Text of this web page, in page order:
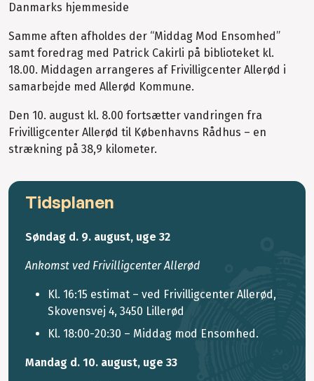
Danmarks hjemmeside
Samme aften afholdes der “Middag Mod Ensomhed”
samt foredrag med Patrick Cakirli på biblioteket kl.
18.00. Middagen arrangeres af Frivilligcenter Allerød i
samarbejde med Allerød Kommune.
Den 10. august kl. 8.00 fortsætter vandringen fra
Frivilligcenter Allerød til Københavns Rådhus – en
strækning på 38,9 kilometer.
Tidsplanen
Søndag d. 9. august, uge 32
Ankomst ved Frivilligcenter Allerød
Kl. 16:15 estimat – ved Frivilligcenter Allerød,
Skovensvej 4, 3450 Lillerød
Kl. 18:00-20:30 – Middag mod Ensomhed.
Mandag d. 10. august, uge 33